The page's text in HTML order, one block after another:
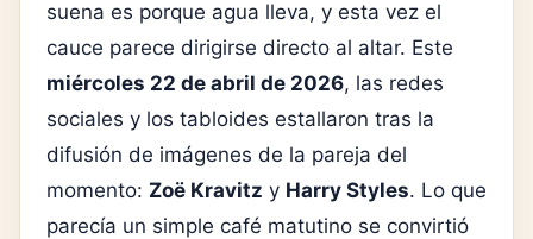
suena es porque agua lleva, y esta vez el
cauce parece dirigirse directo al altar. Este
miércoles 22 de abril de 2026, las redes
sociales y los tabloides estallaron tras la
difusión de imágenes de la pareja del
momento: Zoë Kravitz y Harry Styles. Lo que
parecía un simple café matutino se convirtió